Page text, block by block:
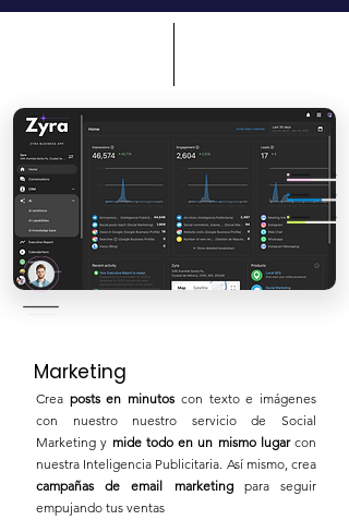
Marketing
Crea posts en minutos con texto e imágenes
con nuestro nuestro servicio de Social
Marketing y mide todo en un mismo lugarcon
nuestra Inteligencia Publicitaria. Así mismo, crea
campañas de email marketingpara seguir
empujando tus ventas